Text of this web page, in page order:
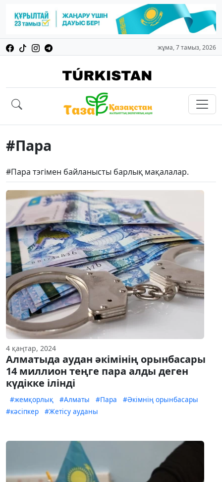
жұма, 7 тамыз, 2026
#Пара
#Пара тэгімен байланысты барлық мақалалар.
4 қаңтар, 2024
Алматыда аудан әкімінің орынбасары
14 миллион теңге пара алды деген
күдікке ілінді
#жемқорлық #Алматы #Пара
#Әкімнің орынбасары
#кәсіпкер
#Жетісу ауданы